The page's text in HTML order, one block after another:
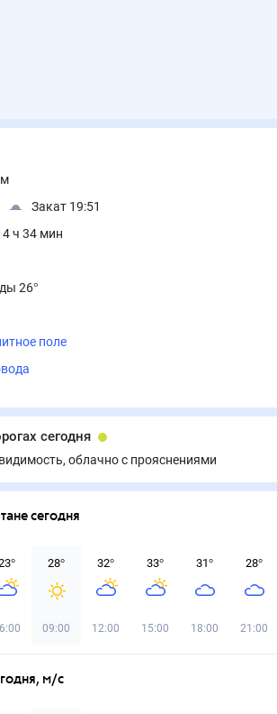
Закат 19:51
ч 34 мин
26°
поле
сегодня
облачно с прояснениями
сегодня
° 28°
09:00
32°
12:00
33°
15:00
31°
18:00
28°
21:00
м/с